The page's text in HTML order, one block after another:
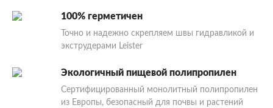
100% герметичен
Точно и надежно скрепляем швы гидравликой и
экструдерами Leister
Экологичный пищевой полипропилен
Сертифицированный монолитный полипропилен
из Европы, безопасный для почвы и растений